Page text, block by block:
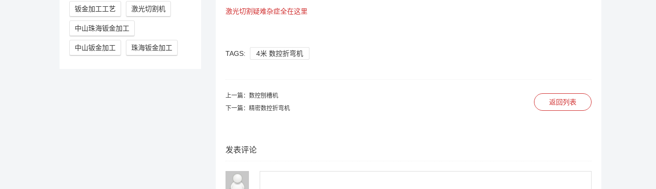
钣金加工工艺 激光切割机
中山珠海钣金加工
中山钣金加工 珠海钣金加工
激光切割疑难杂症全在这里
TAGS: 4米 数控折弯机
返回列表
上一篇： 数控刨槽机
下一篇： 精密数控折弯机
发表评论